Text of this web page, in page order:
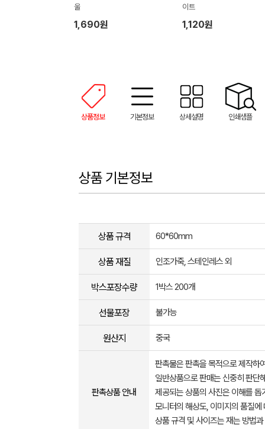
울
1,690원
이트
1,120원
상품정보 기본정보 상세설명 인쇄샘플
상품 기본정보
상품 규격 60*60mm
상품 재질 인조가죽, 스테인레스 외
박스포장수량 1박스 200개
선물포장 불가능
원산지 중국
판촉상품 안내
판촉물은 판촉을 목적으로 제작하
일반상품으로 판매는 신중히 판단
제공되는 상품의 사진은 이해를
모니터의 해상도, 이미지의 품질
상품 규격 및 사이즈는 재는 방법